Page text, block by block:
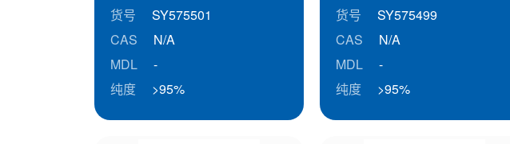
货号
SY575501
CAS
N/A
MDL
-
纯度
>95%
货号
SY575499
CAS
N/A
MDL
-
纯度
>95%